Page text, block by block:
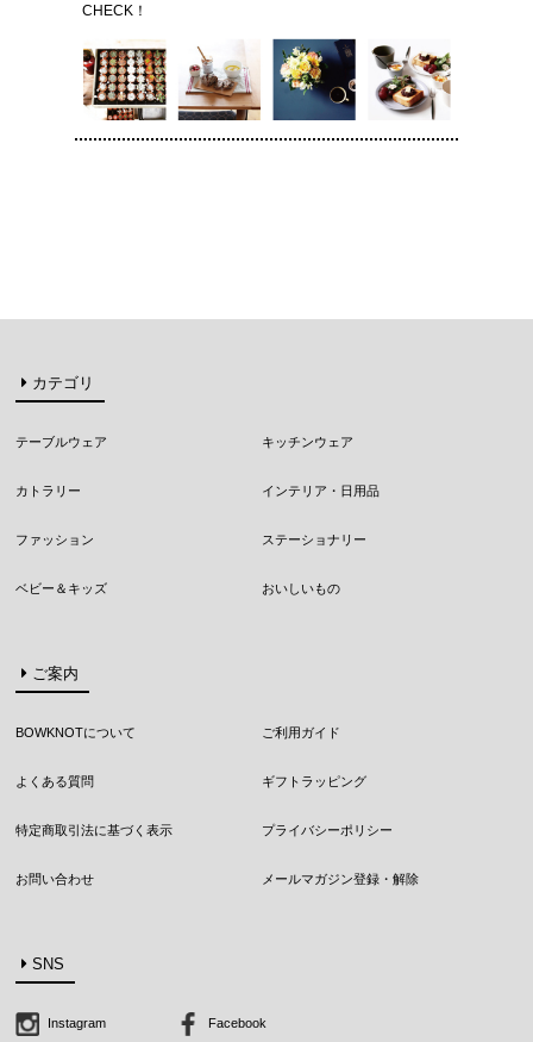
CHECK！
カテゴリ
テーブルウェア キッチンウェア
カトラリー インテリア・日用品
ファッション ステーショナリー
ベビー＆キッズ おいしいもの
ご案内
BOWKNOTについて ご利用ガイド
よくある質問 ギフトラッピング
特定商取引法に基づく表示 プライバシーポリシー
お問い合わせ メールマガジン登録・解除
SNS
Instagram Facebook